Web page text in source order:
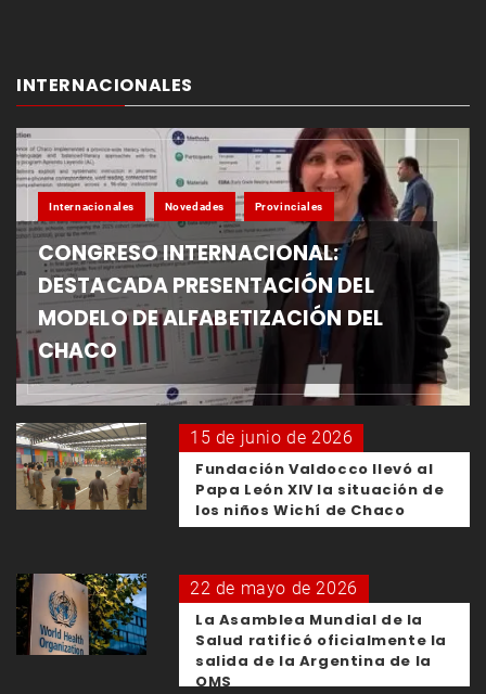
INTERNACIONALES
Internacionales Novedades Provinciales
CONGRESO INTERNACIONAL:
DESTACADA PRESENTACIÓN DEL
MODELO DE ALFABETIZACIÓN DEL
CHACO
15 de junio de 2026
Fundación Valdocco llevó al
Papa León XIV la situación de
los niños Wichí de Chaco
22 de mayo de 2026
La Asamblea Mundial de la
Salud ratificó oficialmente la
salida de la Argentina de la
OMS